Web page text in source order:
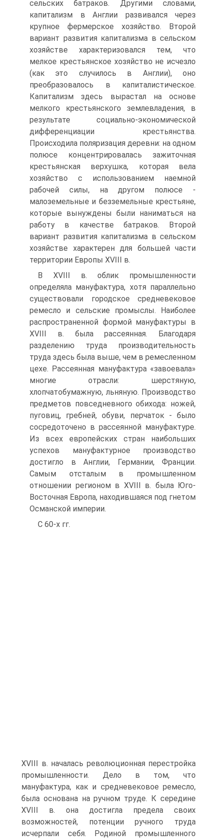
сельских батраков. Другими словами,
капитализм в Англии развивался через
крупное фер­мерское хозяйство. Второй
вариант развития капитализма в сельском
хозяйстве характеризовался тем, что
мелкое крестьянское хозяйство не исчезло
(как это случилось в Англии), оно
преобразовалось в капиталистическое.
Капитализм здесь вырастал на основе
мелкого крестьянского землевладения, в
результате со­циально-экономической
дифференциации крестьянства.
Происходила поляри­зация деревни: на одном
полюсе концентрировалась зажиточная
крестьянская верхушка, которая вела
хозяйство с использованием наемной
рабочей силы, на другом полюсе -
малоземельные и безземельные крестьяне,
которые вынуждены были наниматься на
работу в качестве батраков. Второй
вариант развития капи­тализма в сельском
хозяйстве характерен для большей части
территории Европы XVIII в.
В XVIII в. облик промышленности
определяла мануфактура, хотя парал­лельно
существовали городское средневековое
ремесло и сельские промыслы. Наиболее
распространенной формой мануфактуры в
XVIII в. была рассеянная. Благодаря
разделению труда производительность
труда здесь была выше, чем в ремесленном
цехе. Рассеянная мануфактура «завоевала»
многие отрасли: шер­стяную,
хлопчатобумажную, льняную. Производство
предметов повседневного обихода: ножей,
пуговиц, гребней, обуви, перчаток - было
сосредоточено в рас­сеянной мануфактуре.
Из всех европейских стран наибольших
успехов мануфак­турное производство
достигло в Англии, Германии, Франции.
Самым отсталым в промышленном
отношении регионом в XVIII в. была Юго-
Восточная Европа, находившаяся под гнетом
Османской империи.
С 60-х гг.
XVIII в. началась революционная перестройка
промышленности. Дело в том, что
мануфактура, как и средневековое ремесло,
была основана на ручном труде. К середине
XVIII в. она достигла предела своих
возможностей, по­тенции ручного труда
исчерпали себя. Родиной промышленного